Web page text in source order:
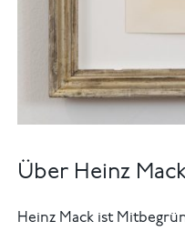
Über Heinz
Heinz Mack ist